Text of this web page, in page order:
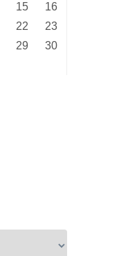
15
16
22
23
29
30